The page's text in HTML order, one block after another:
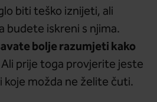
biti teško iznijeti, ali
budete iskreni s njima.
bolje razumjeti kako
prije toga provjerite jeste
možda ne želite čuti.